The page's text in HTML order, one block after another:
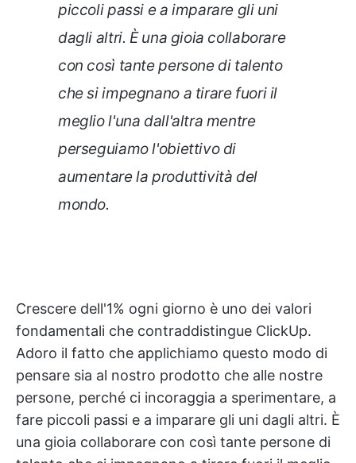
piccoli passi e a imparare gli uni
dagli altri. È una gioia collaborare
con così tante persone di talento
che si impegnano a tirare fuori il
meglio l'una dall'altra mentre
perseguiamo l'obiettivo di
aumentare la produttività del
mondo.
Crescere dell'1% ogni giorno è uno dei valori
fondamentali che contraddistingue ClickUp.
Adoro il fatto che applichiamo questo modo di
pensare sia al nostro prodotto che alle nostre
persone, perché ci incoraggia a sperimentare, a
fare piccoli passi e a imparare gli uni dagli altri. È
una gioia collaborare con così tante persone di